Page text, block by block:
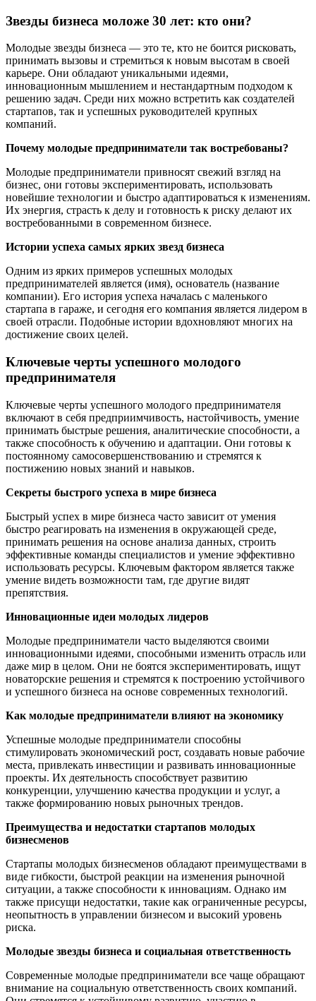
Звезды бизнеса моложе 30 лет: кто они?
Молодые звезды бизнеса — это те, кто не боится рисковать,
принимать вызовы и стремиться к новым высотам в своей
карьере. Они обладают уникальными идеями,
инновационным мышлением и нестандартным подходом к
решению задач. Среди них можно встретить как создателей
стартапов, так и успешных руководителей крупных
компаний.
Почему молодые предприниматели так востребованы?
Молодые предприниматели привносят свежий взгляд на
бизнес, они готовы экспериментировать, использовать
новейшие технологии и быстро адаптироваться к изменениям.
Их энергия, страсть к делу и готовность к риску делают их
востребованными в современном бизнесе.
Истории успеха самых ярких звезд бизнеса
Одним из ярких примеров успешных молодых
предпринимателей является (имя), основатель (название
компании). Его история успеха началась с маленького
стартапа в гараже, и сегодня его компания является лидером в
своей отрасли. Подобные истории вдохновляют многих на
достижение своих целей.
Ключевые черты успешного молодого
предпринимателя
Ключевые черты успешного молодого предпринимателя
включают в себя предприимчивость, настойчивость, умение
принимать быстрые решения, аналитические способности, а
также способность к обучению и адаптации. Они готовы к
постоянному самосовершенствованию и стремятся к
постижению новых знаний и навыков.
Секреты быстрого успеха в мире бизнеса
Быстрый успех в мире бизнеса часто зависит от умения
быстро реагировать на изменения в окружающей среде,
принимать решения на основе анализа данных, строить
эффективные команды специалистов и умение эффективно
использовать ресурсы. Ключевым фактором является также
умение видеть возможности там, где другие видят
препятствия.
Инновационные идеи молодых лидеров
Молодые предприниматели часто выделяются своими
инновационными идеями, способными изменить отрасль или
даже мир в целом. Они не боятся экспериментировать, ищут
новаторские решения и стремятся к построению устойчивого
и успешного бизнеса на основе современных технологий.
Как молодые предприниматели влияют на экономику
Успешные молодые предприниматели способны
стимулировать экономический рост, создавать новые рабочие
места, привлекать инвестиции и развивать инновационные
проекты. Их деятельность способствует развитию
конкуренции, улучшению качества продукции и услуг, а
также формированию новых рыночных трендов.
Преимущества и недостатки стартапов молодых
бизнесменов
Стартапы молодых бизнесменов обладают преимуществами в
виде гибкости, быстрой реакции на изменения рыночной
ситуации, а также способности к инновациям. Однако им
также присущи недостатки, такие как ограниченные ресурсы,
неопытность в управлении бизнесом и высокий уровень
риска.
Молодые звезды бизнеса и социальная ответственность
Современные молодые предприниматели все чаще обращают
внимание на социальную ответственность своих компаний.